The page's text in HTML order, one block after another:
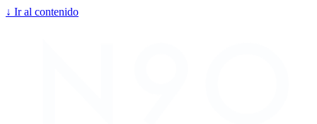
↓ Ir al contenido